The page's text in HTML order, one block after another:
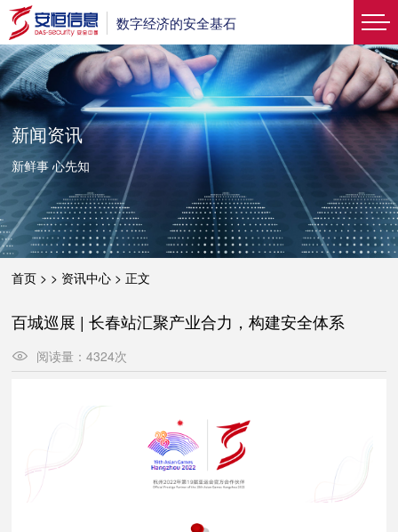
数字经济的安全基石
新闻资讯
新鲜事 心先知
首页 > > 资讯中心 >正文
百城巡展 | 长春站汇聚产业合力，构建安全体系
阅读量：4324次